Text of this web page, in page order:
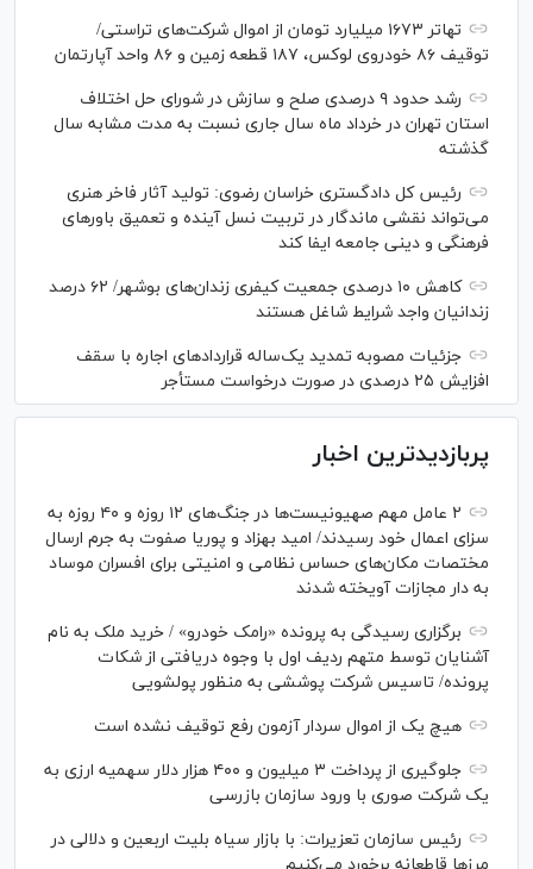
تهاتر ۱۶۷۳ میلیارد تومان از اموال شرکت‌های تراستی/
توقیف ۸۶ خودروی لوکس، ۱۸۷ قطعه زمین و ۸۶ واحد آپارتمان
رشد حدود ۹ درصدی صلح و سازش در شورای حل اختلاف
استان تهران در خرداد ماه سال جاری نسبت به مدت مشابه سال
گذشته
رئیس کل دادگستری خراسان رضوی: تولید آثار فاخر هنری
می‌تواند نقشی ماندگار در تربیت نسل آینده و تعمیق باور‌های
فرهنگی و دینی جامعه ایفا کند
کاهش ۱۰ درصدی جمعیت کیفری زندان‌های بوشهر/ ۶۲ درصد
زندانیان واجد شرایط شاغل هستند
جزئیات مصوبه تمدید یک‌ساله قرارداد‌های اجاره با سقف
افزایش ۲۵ درصدی در صورت درخواست مستأجر
پربازدیدترین اخبار
۲ عامل مهم صهیونیست‌ها در جنگ‌های ۱۲ روزه و ۴۰ روزه به
سزای اعمال خود رسیدند/ امید بهزاد و پوریا صفوت به جرم ارسال
مختصات مکان‌های حساس نظامی و امنیتی برای افسران موساد
به دار مجازات آویخته شدند
برگزاری رسیدگی به پرونده «رامک خودرو» / خرید ملک به نام
آشنایان توسط متهم ردیف اول با وجوه دریافتی از شکات
پرونده/ تاسیس شرکت پوششی به منظور پولشویی
هیچ یک از اموال سردار آزمون رفع توقیف نشده است
جلوگیری از پرداخت ۳ میلیون و ۴۰۰ هزار دلار سهمیه ارزی به
یک شرکت صوری با ورود سازمان بازرسی
رئیس سازمان تعزیرات: با بازار سیاه بلیت اربعین و دلالی در
مرز‌ها قاطعانه برخورد می‌کنیم